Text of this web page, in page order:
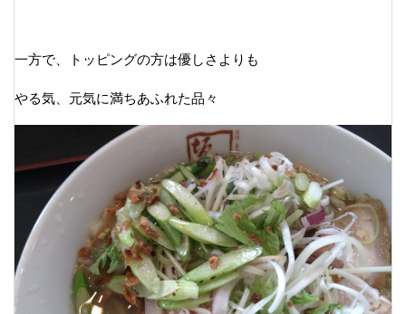
一方で、トッピングの方は優しさよりも
やる気、元気に満ちあふれた品々